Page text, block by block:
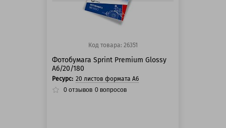
Код товара: 26351
Фотобумага Sprint Premium Glossy
A6/20/180
Ресурс: 20 листов формата А6
0 отзывов 0 вопросов